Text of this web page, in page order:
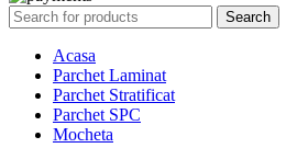
Search
Acasa
Parchet Laminat
Parchet Stratificat
Parchet SPC
Mocheta